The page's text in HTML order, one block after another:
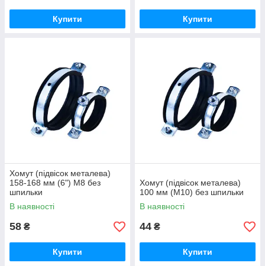
Купити Купити
Хомут (підвісок металева)
158-168 мм (6") М8 без
шпильки
В наявності
58 ₴
Купити
Хомут (підвісок металева)
100 мм (М10) без шпильки
В наявності
44 ₴
Купити